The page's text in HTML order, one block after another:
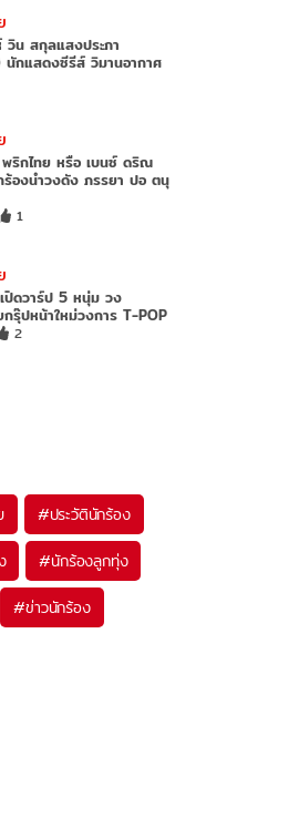
วิน สกุลแสงประภา
นักแสดงซีรีส์ วิมานอากาศ
พริกไทย หรือ เบนซ์ ดริณ
องนำวงดัง ภรรยา ปอ ตนุ
1
ปิดวาร์ป 5 หนุ่ม วง
กรุ๊ปหน้าใหม่วงการ T-POP
2
#ประวัตินักร้อง
#นักร้องลูกทุ่ง
#ข่าวนักร้อง